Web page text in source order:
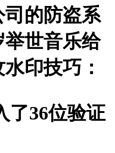
的防盗系
世音乐给
水印技巧：
了36位验证